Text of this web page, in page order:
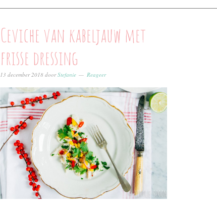
Ceviche van kabeljauw met
frisse dressing
13 december 2018doorStefanie Reageer